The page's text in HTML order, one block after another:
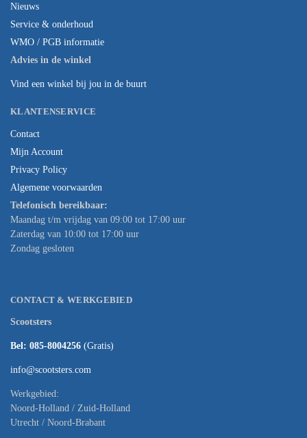
Nieuws
Service & onderhoud
WMO / PGB informatie
Advies in de winkel
Vind een winkel bij jou in de buurt
KLANTENSERVICE
Contact
Mijn Account
Privacy Policy
Algemene voorwaarden
Telefonisch bereikbaar:
Maandag t/m vrijdag van 09:00 tot 17:00 uur
Zaterdag van 10:00 tot 17:00 uur
Zondag gesloten
CONTACT & WERKGEBIED
Scootsters
Bel: 085-8004256 (Gratis)
info@scootsters.com
Werkgebied:
Noord-Holland / Zuid-Holland
Utrecht / Noord-Brabant